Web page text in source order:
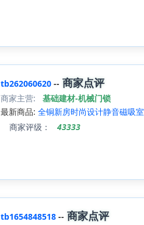
tb262060620 -- 商家点评
商家主营:
基础建材-机械门锁
最新商品: 全铜新房时尚设计静音磁吸
商家评级：
43333
tb1654848518 -- 商家点评